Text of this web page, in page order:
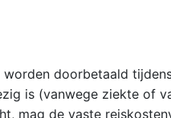
doorbetaald
is (vanwege ziekte of
mag de vaste